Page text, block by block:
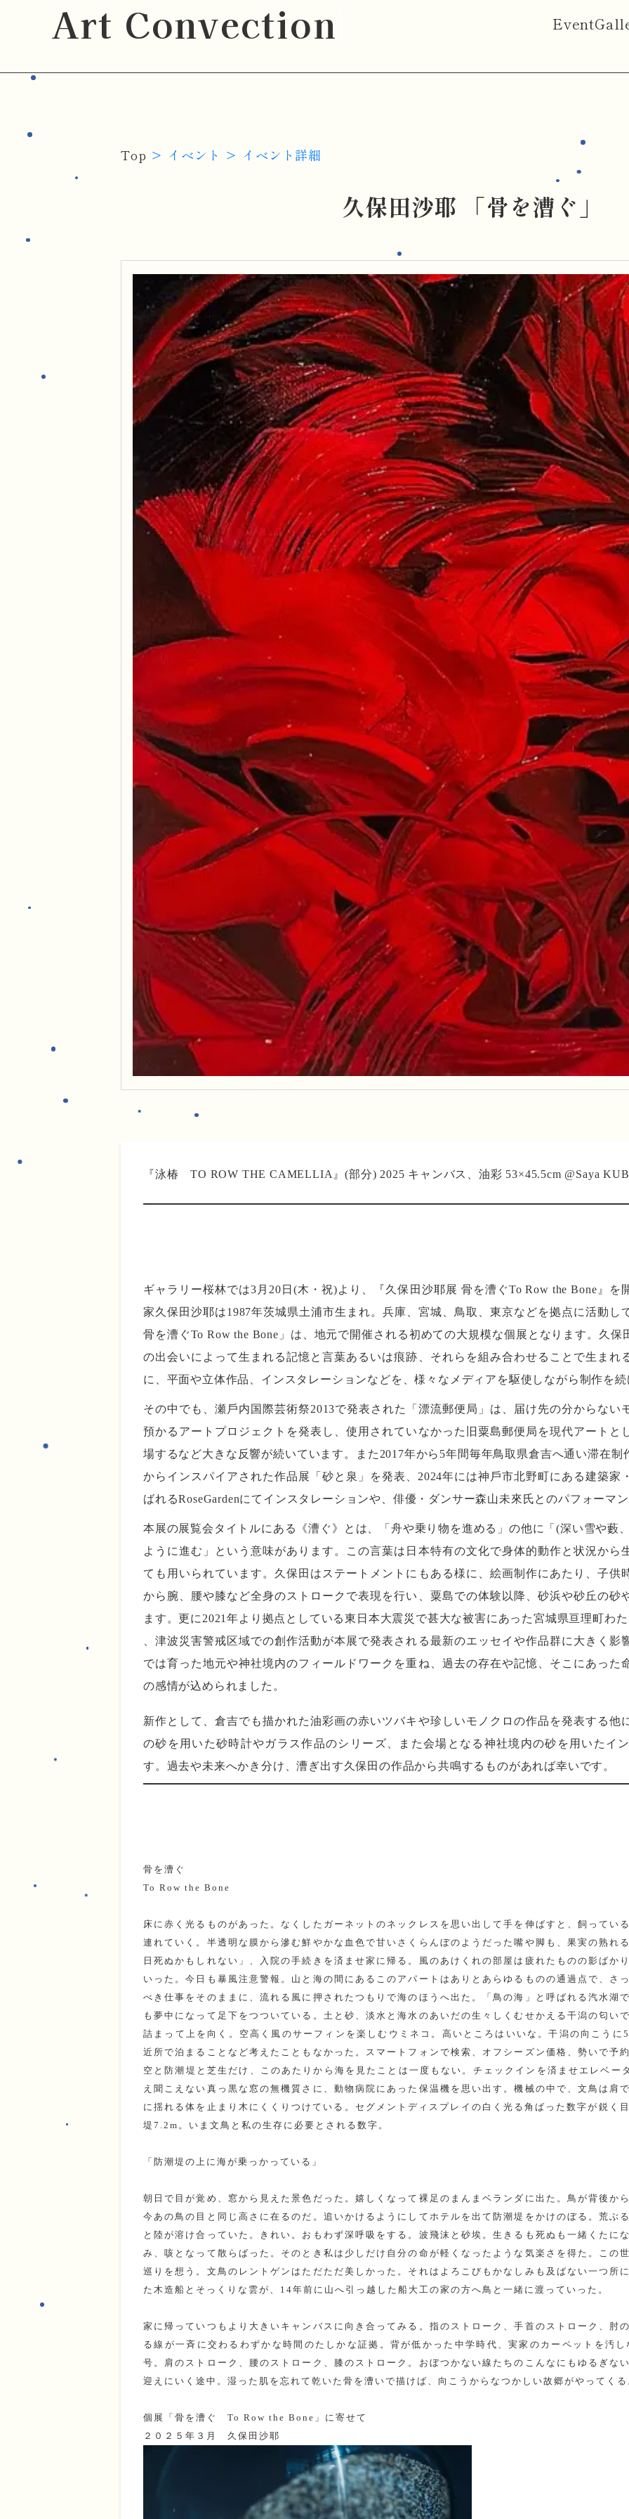
Art Convection Event
Top イベント イベント詳細
久保田沙耶 「骨を漕ぐ」
『泳椿 TO ROW THE CAMELLIA』(部分) 2025 キャンバス、油彩 53×45.5cm @Saya
ギャラリー桜林では3月20日(木・祝)より、『久保田沙耶展 骨を漕ぐTo Row the Bone』を
家久保田沙耶は1987年茨城県土浦市生まれ。兵庫、宮城、鳥取、東京などを拠点に活動し
骨を漕ぐTo Row the Bone」は、地元で開催される初めての大規模な個展となります。久
の出会いによって生まれる記憶と言葉あるいは痕跡、それらを組み合わせることで生まれ
に、平面や立体作品、インスタレーションなどを、様々なメディアを駆使しながら制作を
その中でも、瀬戶内国際芸術祭2013で発表された「漂流郵便局」は、届け先の分からない
預かるアートプロジェクトを発表し、使用されていなかった旧粟島郵便局を現代アートと
場するなど大きな反響が続いています。また2017年から5年間毎年鳥取県倉吉へ通い滞在
からインスパイアされた作品展「砂と泉」を発表、2024年には神戶市北野町にある建築家
ばれるRoseGardenにてインスタレーションや、俳優・ダンサー森山未來氏とのパフォーマ
本展の展覧会タイトルにある《漕ぐ》とは、「舟や乗り物を進める」の他に「(深い雪や藪
ように進む」という意味があります。この言葉は日本特有の文化で身体的動作と状況から
ても用いられています。久保田はステートメントにもある様に、絵画制作にあたり、子供
から腕、腰や膝など全身のストロークで表現を行い、粟島での体験以降、砂浜や砂丘の砂
ます。更に2021年より拠点としている東日本大震災で甚大な被害にあった宮城県亘理町わ
、津波災害警戒区域での創作活動が本展で発表される最新のエッセイや作品群に大きく影
では育った地元や神社境内のフィールドワークを重ね、過去の存在や記憶、そこにあった
の感情が込められました。
新作として、倉吉でも描かれた油彩画の赤いツバキや珍しいモノクロの作品を発表する他
の砂を用いた砂時計やガラス作品のシリーズ、また会場となる神社境内の砂を用いたイ
す。過去や未来へかき分け、漕ぎ出す久保田の作品から共鳴するものがあれば幸いです。
骨を漕ぐ
To Row the Bone
床に赤く光るものがあった。なくしたガーネットのネックレスを思い出して手を伸ばすと、飼ってい
連れていく。半透明な膜から滲む鮮やかな血色で甘いさくらんぼのようだった嘴や脚も、果実の熟れ
日死ぬかもしれない」、入院の手続きを済ませ家に帰る。風のあけくれの部屋は疲れたものの影ばか
いった。今日も暴風注意警報。山と海の間にあるこのアパートはありとあらゆるものの通過点で、さ
べき仕事をそのままに、流れる風に押されたつもりで海のほうへ出た。「鳥の海」と呼ばれる汽水湖
も夢中になって足下をつついている。土と砂、淡水と海水のあいだの生々しくむせかえる干潟の匂い
詰まって上を向く。空高く風のサーフィンを楽しむウミネコ。高いところはいいな。干潟の向こう
近所で泊まることなど考えたこともなかった。スマートフォンで検索、オフシーズン価格、勢いで予
空と防潮堤と芝生だけ、このあたりから海を見たことは一度もない。チェックインを済ませエレベー
え聞こえない真っ黒な窓の無機質さに、動物病院にあった保温機を思い出す。機械の中で、文鳥は肩
に揺れる体を止まり木にくくりつけている。セグメントディスプレイの白く光る角ばった数字が鋭
堤7.2m。いま文鳥と私の生存に必要とされる数字。
「防潮堤の上に海が乗っかっている」
朝日で目が覚め、窓から見えた景色だった。嬉しくなって裸足のまんまベランダに出た。鳥が背後か
今あの鳥の目と同じ高さに在るのだ。追いかけるようにしてホテルを出て防潮堤をかけのぼる。荒ぶ
と陸が溶け合っていた。きれい。おもわず深呼吸をする。波飛沫と砂埃。生きるも死ぬも一緒くたに
み、咳となって散らばった。そのとき私は少しだけ自分の命が軽くなったような気楽さを得た。この
巡りを想う。文鳥のレントゲンはただただ美しかった。それはよろこびもかなしみも及ばない一つ所
た木造船とそっくりな雲が、14年前に山へ引っ越した船大工の家の方へ鳥と一緒に渡っていった。
家に帰っていつもより大きいキャンバスに向き合ってみる。指のストローク、手首のストローク、肘
る線が一斉に交わるわずかな時間のたしかな証拠。背が低かった中学時代、実家のカーペットを汚
号。肩のストローク、腰のストローク、膝のストローク。おぼつかない線たちのこんなにもゆるぎな
迎えにいく途中。湿った肌を忘れて乾いた骨を漕いで描けば、向こうからなつかしい故郷がやってく
個展「骨を漕ぐ To Row the Bone」に寄せて
２０２５年３月 久保田沙耶